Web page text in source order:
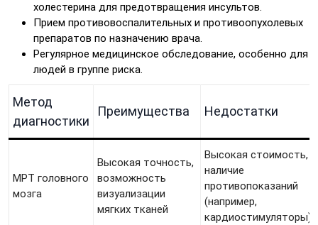
холестерина для предотвращения инсультов.
Прием противовоспалительных и противоопухолевых
препаратов по назначению врача.
Регулярное медицинское обследование, особенно для
людей в группе риска.
Метод
диагностики
Преимущества Недостатки
МРТ головного
мозга
Высокая точность,
возможность
визуализации
мягких тканей
Высокая стоимость,
наличие
противопоказаний
(например,
кардиостимуляторы)